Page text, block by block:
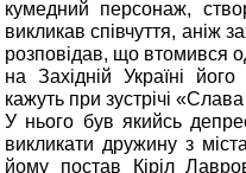
кумедний персонаж,
викликав співчуття, аніж
розповідав, що втомився
на Західній Україні
кажуть при зустрічі
У нього був якийсь
викликати дружину з
йому постав Кіріл